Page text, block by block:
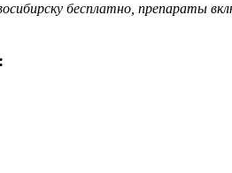
бесплатно, препараты